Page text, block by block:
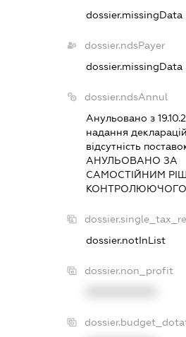
dossier.missingData
dossier.ndsPayer
dossier.missingData
dossier.ndsAnnul
Анульовано з
надання
вiдсутнiсть
АНУЛЬОВАНО ЗА
САМОСТIЙНИМ
КОНТРОЛЮЮЧОГО
dossier.notInList
dossier.non_profit